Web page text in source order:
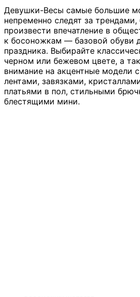
Девушки-Весы самые большие
непременно следят за
произвести впечатление в
к босоножкам — базовой обуви
праздника. Выбирайте
черном или бежевом цвете, а
внимание на акцентные модели
лентами, завязками,
платьями в пол, стильными
блестящими мини.